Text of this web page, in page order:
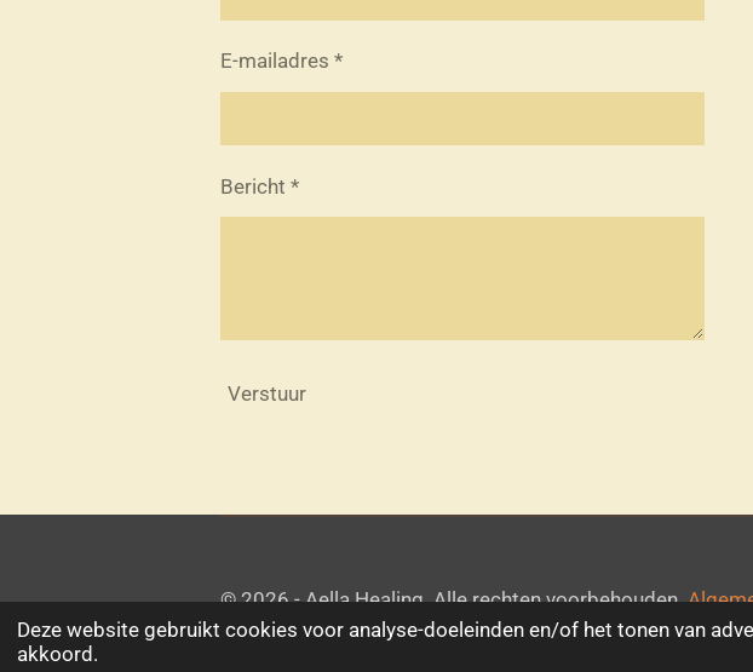
Deze website gebruikt cookies voor analyse-doeleinden en/of het tonen van
akkoord.
E-mailadres *
Bericht *
Verstuur
© 2026 - Aella Healing. Alle rechten voorbehouden